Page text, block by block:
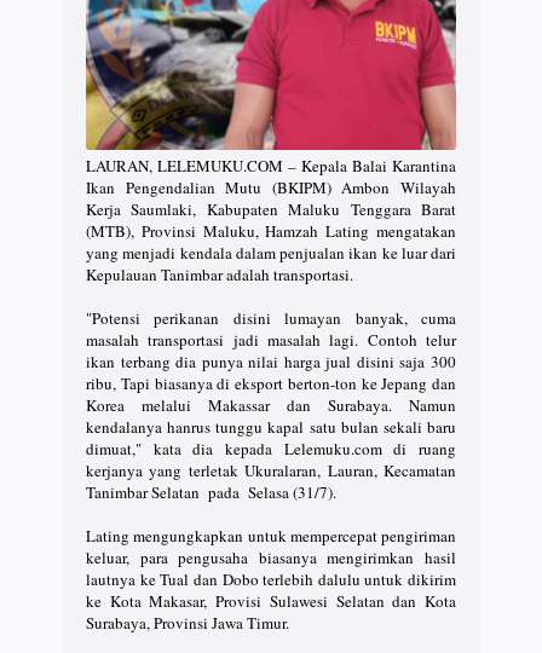
LAURAN, LELEMUKU.COM – Kepala Balai Karantina
Ikan Pengendalian Mutu (BKIPM) Ambon Wilayah
Kerja Saumlaki, Kabupaten Maluku Tenggara Barat
(MTB), Provinsi Maluku, Hamzah Lating mengatakan
yang menjadi kendala dalam penjualan ikan ke luar dari
Kepulauan Tanimbar adalah transportasi.
"Potensi perikanan disini lumayan banyak, cuma
masalah transportasi jadi masalah lagi. Contoh telur
ikan terbang dia punya nilai harga jual disini saja 300
ribu, Tapi biasanya di eksport berton-ton ke Jepang dan
Korea melalui Makassar dan Surabaya. Namun
kendalanya hanrus tunggu kapal satu bulan sekali baru
dimuat," kata dia kepada Lelemuku.com di ruang
kerjanya yang terletak Ukuralaran, Lauran, Kecamatan
Tanimbar Selatan pada Selasa (31/7).
Lating mengungkapkan untuk mempercepat pengiriman
keluar, para pengusaha biasanya mengirimkan hasil
lautnya ke Tual dan Dobo terlebih dalulu untuk dikirim
ke Kota Makasar, Provisi Sulawesi Selatan dan Kota
Surabaya, Provinsi Jawa Timur.